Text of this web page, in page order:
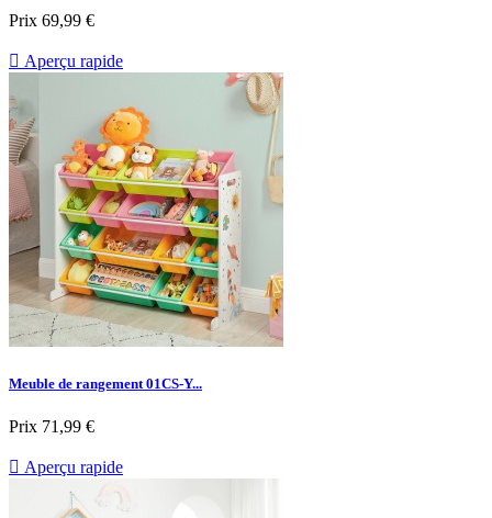
Prix 69,99 €
 Aperçu rapide
Meuble de rangement 01CS-Y...
Prix 71,99 €
 Aperçu rapide